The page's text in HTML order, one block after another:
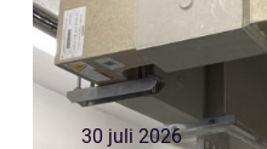
30 juli 2026